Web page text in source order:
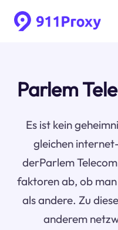
Parlem
Es ist kein
gleichen
derParlem
faktoren ab, ob
als andere. Zu
anderem